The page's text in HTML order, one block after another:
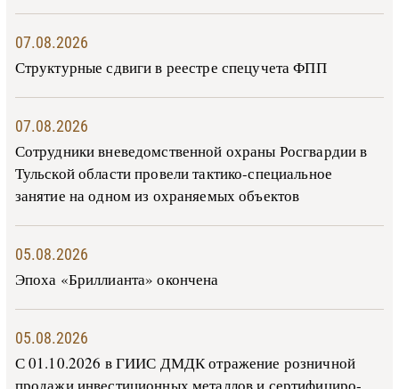
07.08.2026
Структурные сдвиги в реестре спецучета ФПП
07.08.2026
Сотрудники вневедомственной охраны Росгвардии в
Тульской области провели тактико-специальное
занятие на одном из охраняемых объектов
05.08.2026
Эпоха «Бриллианта» окончена
05.08.2026
С 01.10.2026 в ГИИС ДМДК от­ра­же­ние роз­ни­ч­ной
про­да­жи ин­ве­сти­ци­он­ных ме­тал­лов и сер­ти­фи­ци­ро­